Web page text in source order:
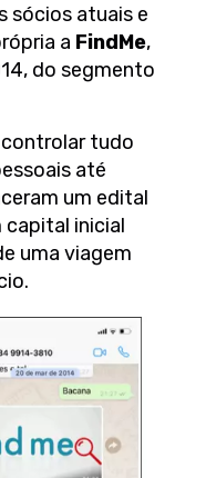
sócios atuais e
a FindMe,
do segmento
controlar tudo
até
um edital
capital inicial
uma viagem